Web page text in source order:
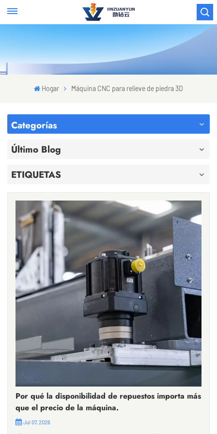
Hogar Máquina CNC para relieve de piedra 3D
Categorías
Último Blog
ETIQUETAS
Por qué la disponibilidad de repuestos importa más
que el precio de la máquina.
Jul 07, 2026